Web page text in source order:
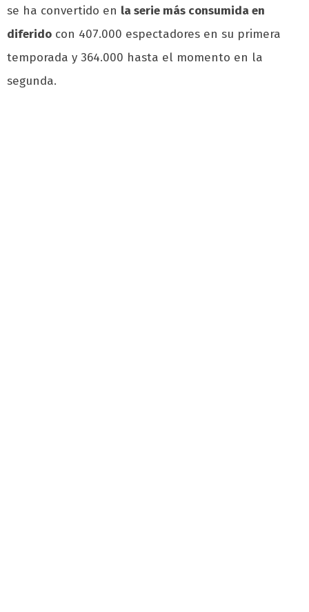
se ha convertido en la serie más consumida en
diferido con 407.000 espectadores en su primera
temporada y 364.000 hasta el momento en la
segunda.